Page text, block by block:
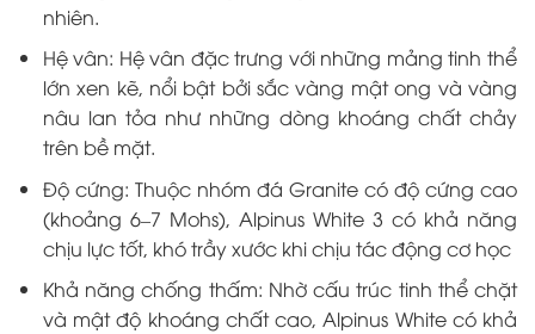
nhiên.
Hệ vân: Hệ vân đặc trưng với những mảng tinh thể
lớn xen kẽ, nổi bật bởi sắc vàng mật ong và vàng
nâu lan tỏa như những dòng khoáng chất chảy
trên bề mặt.
Độ cứng: Thuộc nhóm đá Granite có độ cứng cao
(khoảng 6–7 Mohs), Alpinus White 3 có khả năng
chịu lực tốt, khó trầy xước khi chịu tác động cơ học
Khả năng chống thấm: Nhờ cấu trúc tinh thể chặt
và mật độ khoáng chất cao, Alpinus White có khả